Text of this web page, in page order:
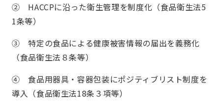
② HACCPに沿った衛生管理を制度化（食品衛生法5
1条等）
③ 特定の食品による健康被害情報の届出を義務化
（食品衛生法８条等）
④ 食品用器具・容器包装にポジティブリスト制度を
導入（食品衛生法18条３項等）